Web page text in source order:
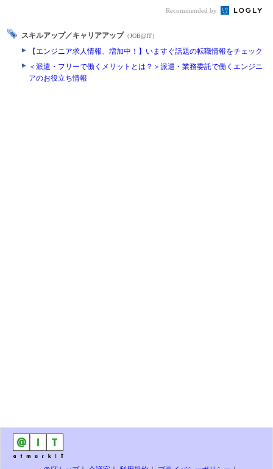
Recommended by
スキルアップ／キャリアアップ （JOB@IT）
【エンジニア求人情報、増加中！】いますぐ話題の転職情報をチェック
＜派遣・フリーで働くメリットとは？＞派遣・業務委託で働くエンジニ
アのお役立ち情報